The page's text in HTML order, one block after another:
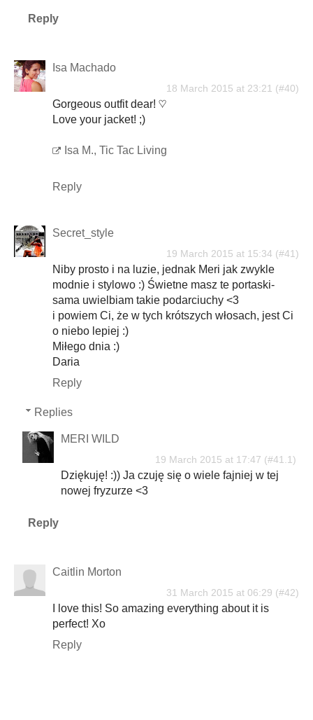
Reply
Isa Machado
18 March 2015 at 23:21
Gorgeous outfit dear! ♡
Love your jacket! ;)
Isa M., Tic Tac Living
Reply
Secret_style
19 March 2015 at 15:34
Niby prosto i na luzie, jednak Meri jak zwykle
modnie i stylowo :) Świetne masz te portaski-
sama uwielbiam takie podarciuchy <3
i powiem Ci, że w tych krótszych włosach, jest Ci
o niebo lepiej :)
Miłego dnia :)
Daria
Reply
Replies
MERI WILD
19 March 2015 at 17:47
Dziękuję! :)) Ja czuję się o wiele fajniej w tej
nowej fryzurze <3
Reply
Caitlin Morton
31 March 2015 at 06:29
I love this! So amazing everything about it is
perfect! Xo
Reply